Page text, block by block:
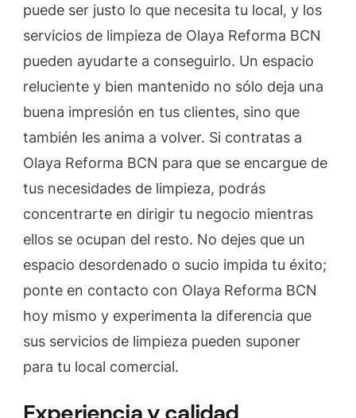
puede ser justo lo que necesita tu local, y los
servicios de limpieza de Olaya Reforma BCN
pueden ayudarte a conseguirlo. Un espacio
reluciente y bien mantenido no sólo deja una
buena impresión en tus clientes, sino que
también les anima a volver. Si contratas a
Olaya Reforma BCN para que se encargue de
tus necesidades de limpieza, podrás
concentrarte en dirigir tu negocio mientras
ellos se ocupan del resto. No dejes que un
espacio desordenado o sucio impida tu éxito;
ponte en contacto con Olaya Reforma BCN
hoy mismo y experimenta la diferencia que
sus servicios de limpieza pueden suponer
para tu local comercial.